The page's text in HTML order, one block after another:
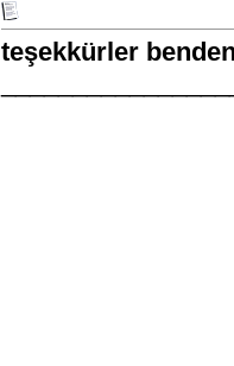
teşekkürler